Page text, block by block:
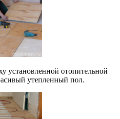
установленной отопительной
утепленный пол.